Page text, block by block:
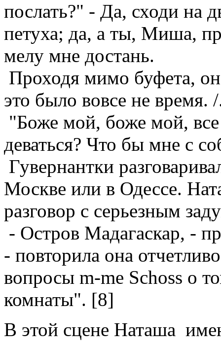
послать?" - Да, сходи на
петуха; да, а ты, Миша,
мелу мне достань.
Проходя мимо буфета,
это было вовсе не время.
"Боже мой, боже мой,
деваться? Что бы мне с
Гувернантки
Москве или в Одессе.
разговор с серьезным
- Остров Мадагаскар, -
- повторила она
вопросы m-me Schoss о
комнаты". [8]
В этой сцене Наташа